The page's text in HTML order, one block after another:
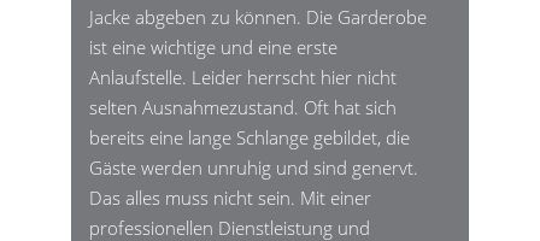
Jacke abgeben zu können. Die Garderobe
ist eine wichtige und eine erste
Anlaufstelle. Leider herrscht hier nicht
selten Ausnahmezustand. Oft hat sich
bereits eine lange Schlange gebildet, die
Gäste werden unruhig und sind genervt.
Das alles muss nicht sein. Mit einer
professionellen Dienstleistung und